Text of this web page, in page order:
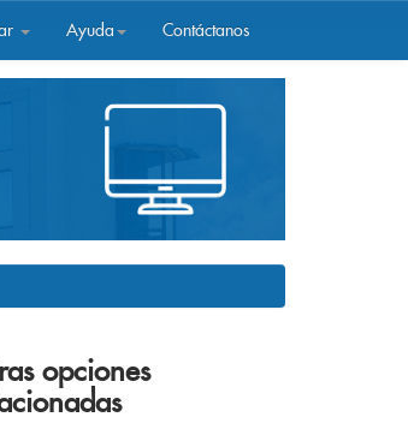
Ayuda Contáctanos
opciones